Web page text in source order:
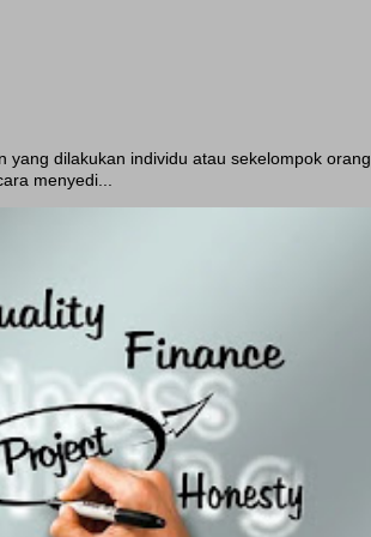
yang dilakukan individu atau sekelompok orang
menyedi...